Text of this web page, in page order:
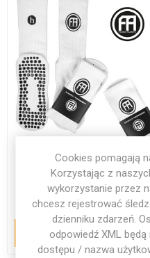
Skarpetki piłkarskie
antypoślizgowe
29,74 zł
DODAJ DO KOSZYKA
Cookies pomagają
Korzystając z
wykorzystanie przez
chcesz rejestrować
dzienniku zdarzeń.
odpowiedź XML
dostępu / nazwa